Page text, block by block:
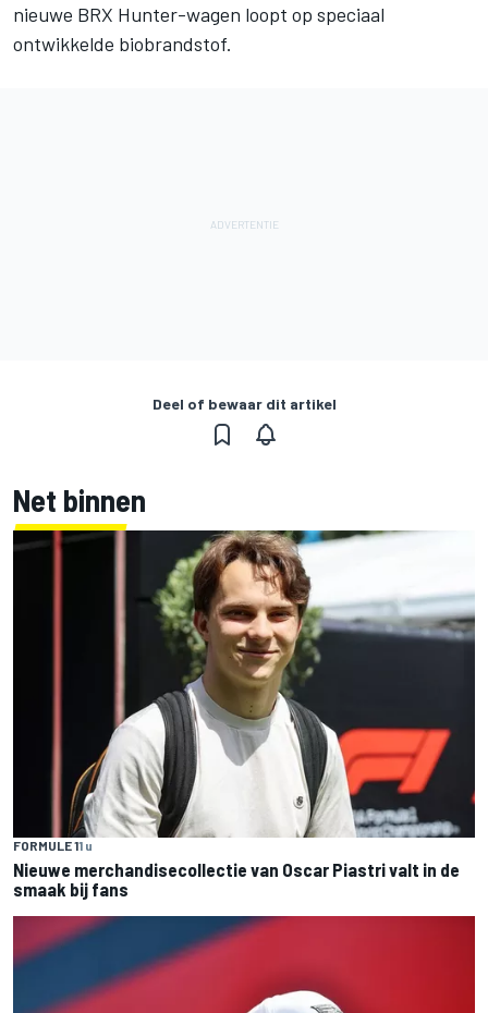
nieuwe BRX Hunter-wagen loopt op speciaal
ontwikkelde biobrandstof.
Deel of bewaar dit artikel
Net binnen
FORMULE 11 u
Nieuwe merchandisecollectie van Oscar Piastri valt in de
smaak bij fans